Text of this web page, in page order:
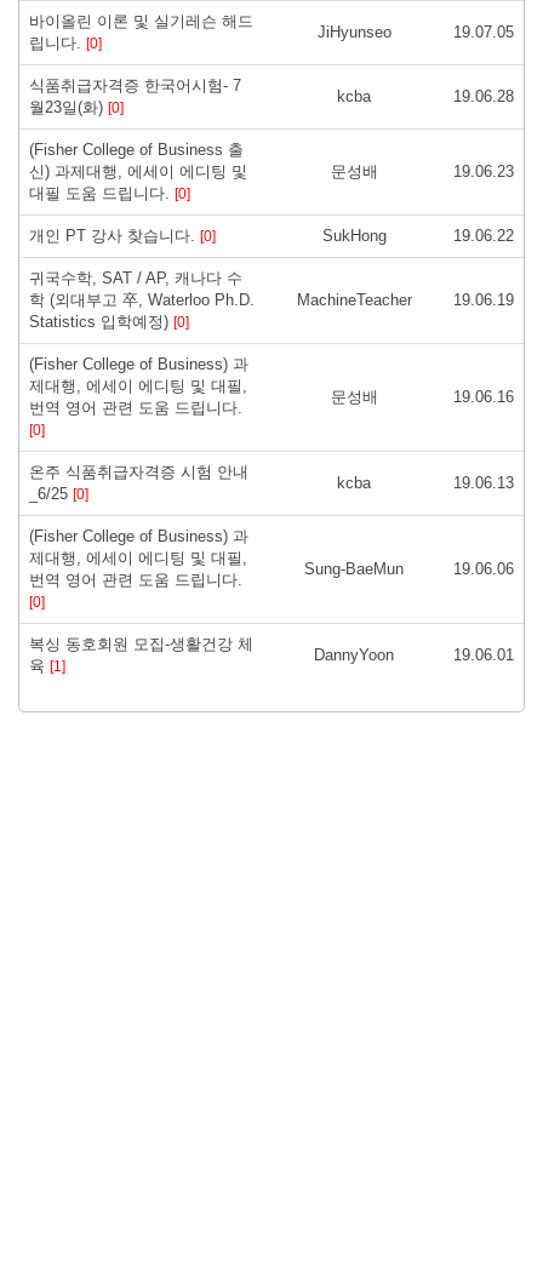
바이올린 이론 및 실기레슨 해드
립니다. [0]
JiHyunseo 19.07.05
식품취급자격증 한국어시험- 7
월23일(화) [0]
kcba 19.06.28
(Fisher College of Business 출
신) 과제대행, 에세이 에디팅 및
대필 도움 드립니다. [0]
문성배 19.06.23
개인 PT 강사 찾습니다. [0] SukHong 19.06.22
귀국수학, SAT / AP, 캐나다 수
학 (외대부고 卒, Waterloo Ph.D.
Statistics 입학예정) [0]
MachineTeacher 19.06.19
(Fisher College of Business) 과
제대행, 에세이 에디팅 및 대필,
번역 영어 관련 도움 드립니다.
[0]
문성배 19.06.16
온주 식품취급자격증 시험 안내
_6/25 [0]
kcba 19.06.13
(Fisher College of Business) 과
제대행, 에세이 에디팅 및 대필,
번역 영어 관련 도움 드립니다.
[0]
Sung-BaeMun 19.06.06
복싱 동호회원 모집-생활건강 체
육 [1]
DannyYoon 19.06.01